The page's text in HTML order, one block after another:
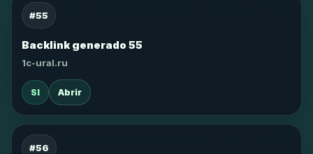
#55
Backlink generado 55
1c-ural.ru
SI Abrir
#56